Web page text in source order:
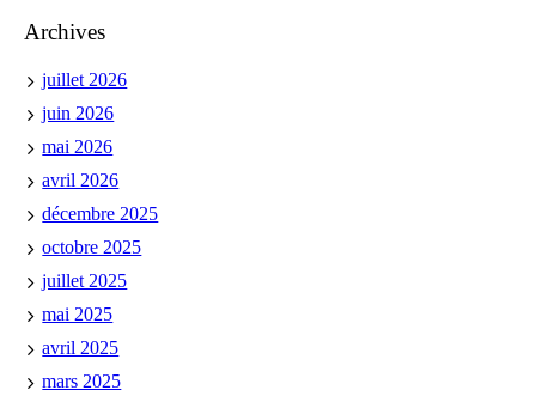
Archives
juillet 2026
juin 2026
mai 2026
avril 2026
décembre 2025
octobre 2025
juillet 2025
mai 2025
avril 2025
mars 2025